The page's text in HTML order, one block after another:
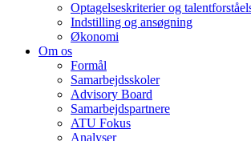
Optagelseskriterier og
Indstilling og ansøgning
Økonomi
Om os
Formål
Samarbejdsskoler
Advisory Board
Samarbejdspartnere
ATU Fokus
Analyser